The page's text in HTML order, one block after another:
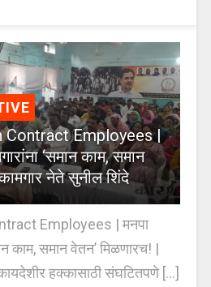
Contract Employees |
‘समान काम, समान
नेते सुनील शिंदे
Employees | मनपा
काम, समान वेतन’ मिळणारच! |
हक्कासाठी संघटितपणे [...]